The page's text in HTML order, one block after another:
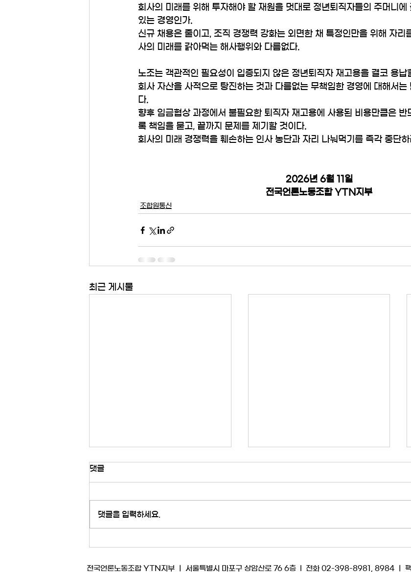
회사의 미래를 위해 투자해야 할 재원을 멋대로 정년퇴직자들의 주머니에
있는 경영인가.
신규 채용은 줄이고, 조직 경쟁력 강화는 외면한 채 특정인만을 위해 자리
사의 미래를 갉아먹는 해사행위와 다름없다.
노조는 객관적인 필요성이 입증되지 않은 정년퇴직자 재고용을 결코 용납
회사 자산을 사적으로 탕진하는 것과 다름없는 무책임한 경영에 대해서는
다.
향후 임금협상 과정에서 불필요한 퇴직자 재고용에 사용된 비용만큼은 반
록 책임을 묻고, 끝까지 문제를 제기할 것이다.
회사의 미래 경쟁력을 훼손하는 인사 농단과 자리 나눠먹기를 즉각 중단하
2026년 6월 11일
전국언론노동조합 YTN지부
조합원통신
최근 게시물
[성명] 사측은 방송편성 개입을
정당화하기 위한 궤변을 멈춰라​
자라 허위 주장을 사내에 공지하며
노조를 비난하고 나섰다. ​ 회사의 궤
주장에 대하여 ​ 사측이 본질을 왜곡
[성명] ‘김백 사과’ 면죄부는 양
다!
습 송출된 김백 전 사장의 사과 방송
자가 당시 최고 권력이었던 윤석열
댓글
댓글을 입력하세요.
전국언론노동조합 YTN지부 ㅣ 서울특별시 마포구 상암산로 76 6층 l 전화 02-398-8981, 8984 ㅣ